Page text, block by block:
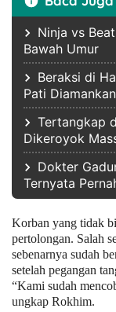
Ninja vs
Bawah Umur
Beraksi di
Pati Diamankan
Tertangkap
Dikeroyok
Dokter
Ternyata
Korban yang tidak
pertolongan. Salah
sebenarnya sudah
setelah pegangan
“Kami sudah
ungkap Rokhim.